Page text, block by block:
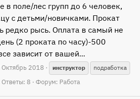
в поле/лес групп до 6 человек,
с детьми/новичками. Прокат
редко рысь. Оплата в самый не
(2 проката по часу)-500
зависит от вашей...
Октябрь 2018 инструктор
подработка
Ответы: 8 Форум: Работа